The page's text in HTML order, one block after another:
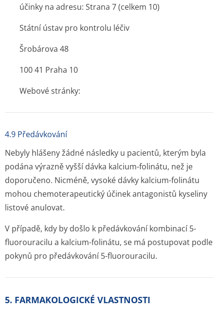
účinky na adresu: Strana 7 (celkem 10)
Státní ústav pro kontrolu léčiv
Šrobárova 48
100 41 Praha 10
Webové stránky:
4.9 Předávkování
Nebyly hlášeny žádné následky u pacientů, kterým byla
podána výrazně vyšší dávka kalcium-folinátu, než je
doporučeno. Nicméně, vysoké dávky kalcium-folinátu
mohou chemoterapeutický účinek antagonistů kyseliny
listové anulovat.
V případě, kdy by došlo k předávkování kombinací 5-
fluorouracilu a kalcium-folinátu, se má postupovat podle
pokynů pro předávkování 5-fluorouracilu.
5. FARMAKOLOGICKÉ VLASTNOSTI